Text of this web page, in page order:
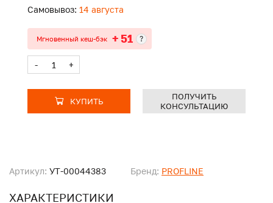
Артикул: УТ-00044383 Бренд: PROFLINE
ХАРАКТЕРИСТИКИ
Самовывоз: 14 августа
Мгновенный кеш-бэк + 51 ?
- +
КУПИТЬ
ПОЛУЧИТЬ
КОНСУЛЬТАЦИЮ